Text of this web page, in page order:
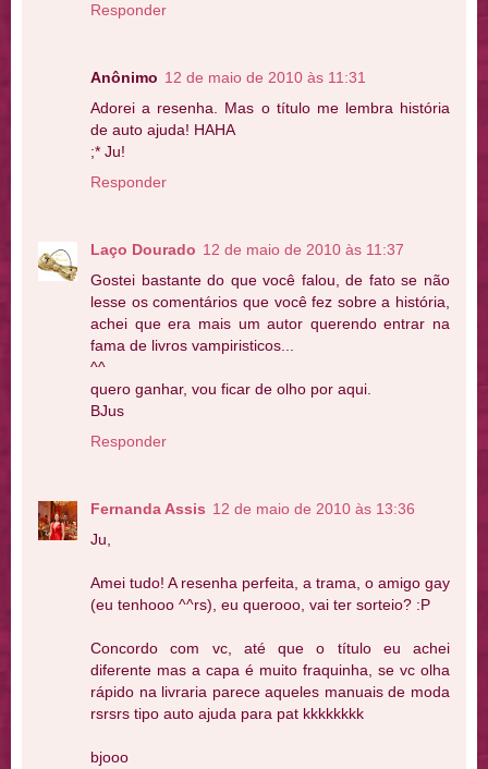
Responder
Anônimo 12 de maio de 2010 às 11:31
Adorei a resenha. Mas o título me lembra história
de auto ajuda! HAHA
;* Ju!
Responder
Laço Dourado 12 de maio de 2010 às 11:37
Gostei bastante do que você falou, de fato se não
lesse os comentários que você fez sobre a história,
achei que era mais um autor querendo entrar na
fama de livros vampiristicos...
^^
quero ganhar, vou ficar de olho por aqui.
BJus
Responder
Fernanda Assis 12 de maio de 2010 às 13:36
Ju,
Amei tudo! A resenha perfeita, a trama, o amigo gay
(eu tenhooo ^^rs), eu querooo, vai ter sorteio? :P
Concordo com vc, até que o título eu achei
diferente mas a capa é muito fraquinha, se vc olha
rápido na livraria parece aqueles manuais de moda
rsrsrs tipo auto ajuda para pat kkkkkkkk
bjooo